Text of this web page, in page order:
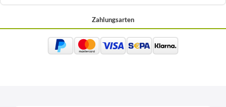
Zahlungsarten